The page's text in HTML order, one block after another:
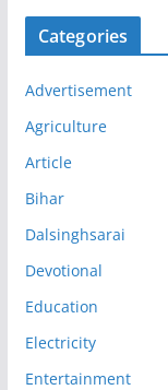
Categories
Advertisement
Agriculture
Article
Bihar
Dalsinghsarai
Devotional
Education
Electricity
Entertainment